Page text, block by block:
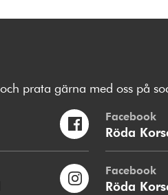
prata gärna med oss på
Facebook
Röda
Facebook
Röda